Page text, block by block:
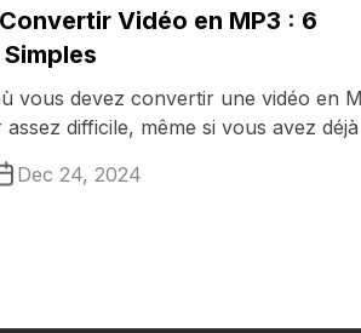
Vidéo en MP3 : 6
vous devez convertir une vidéo en
difficile, même si vous avez
Dec 24, 2024